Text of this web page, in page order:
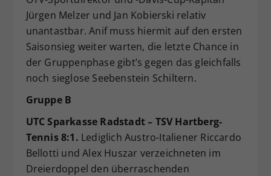
Jürgen Melzer und Jan Kobierski relativ
unantastbar. Anif muss hiermit auf den ersten
Saisonsieg weiter warten, die letzte Chance in
der Gruppenphase gibt’s gegen das gleichfalls
noch sieglose Seebenstein Schiltern.
Gruppe B
UTC Sparkasse Radstadt – TSV Hartberg-
Tennis 8:1. Lediglich Austro-Italiener Riccardo
Bellotti und Alex Huszar verzeichneten im
Dreierdoppel den überraschenden